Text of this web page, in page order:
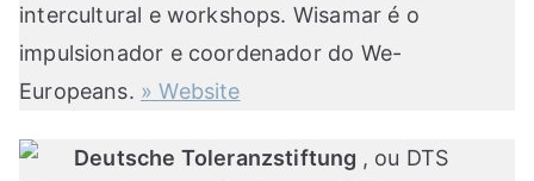
intercultural e workshops. Wisamar é o
impulsionador e coordenador do We-
Europeans. » Website
Deutsche Toleranzstiftung , ou DTS